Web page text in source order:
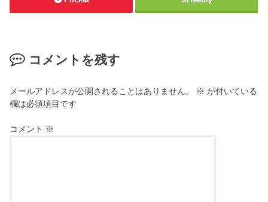
コメントを残す
メールアドレスが公開されることはありません。 ※ が付いている
欄は必須項目です
コメント ※